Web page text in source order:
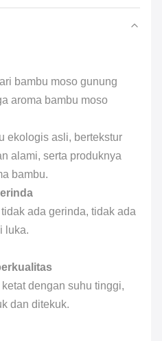
bambu moso gunung
aroma bambu moso
ekologis asli, bertekstur
alami, serta produknya
bambu.
ada gerinda, tidak ada
luka.
dengan suhu tinggi,
dan ditekuk.